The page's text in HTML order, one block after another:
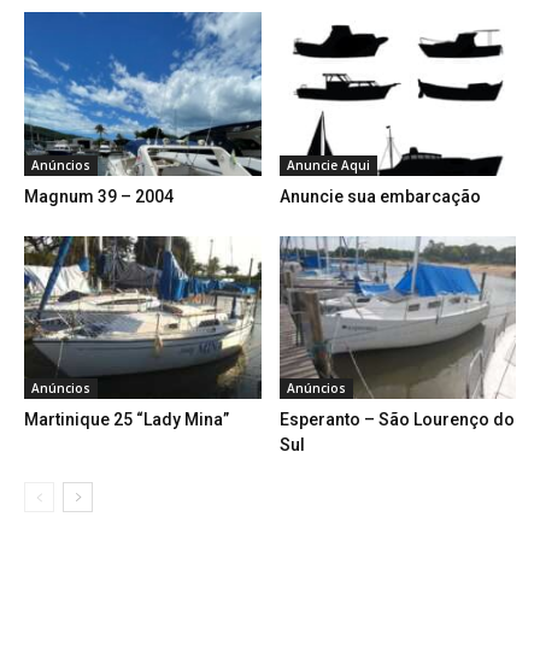
Anúncios
Magnum 39 – 2004
Anuncie Aqui
Anuncie sua embarcação
Anúncios
Martinique 25 “Lady Mina”
Anúncios
Esperanto – São Lourenço do
Sul